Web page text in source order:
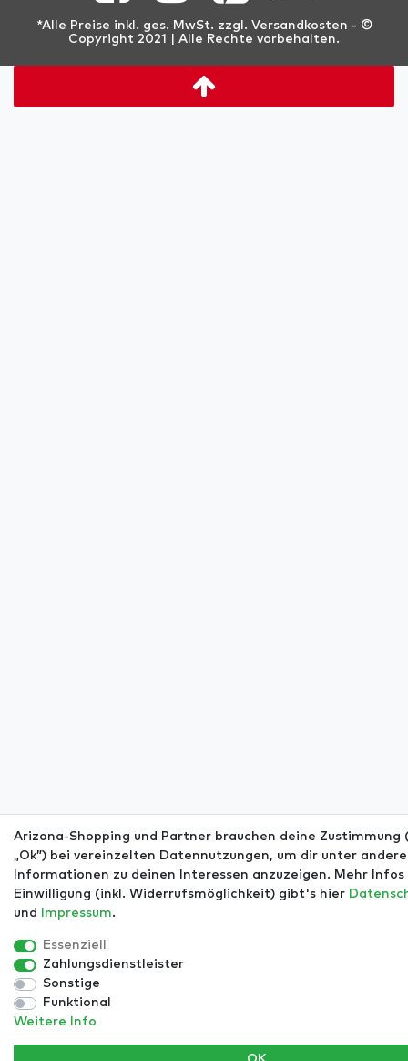
*Alle Preise inkl. ges. MwSt. zzgl. Versandkosten - ©
Copyright 2021 | Alle Rechte vorbehalten.
Arizona-Shopping und Partner brauchen deine Zustimmung
„Ok”) bei vereinzelten Datennutzungen, um dir unter
Informationen zu deinen Interessen anzuzeigen. Mehr Infos
Einwilligung (inkl. Widerrufsmöglichkeit) gibt's hier
und
Impressum.
Essenziell
Zahlungsdienstleister
Sonstige
Funktional
Weitere Info